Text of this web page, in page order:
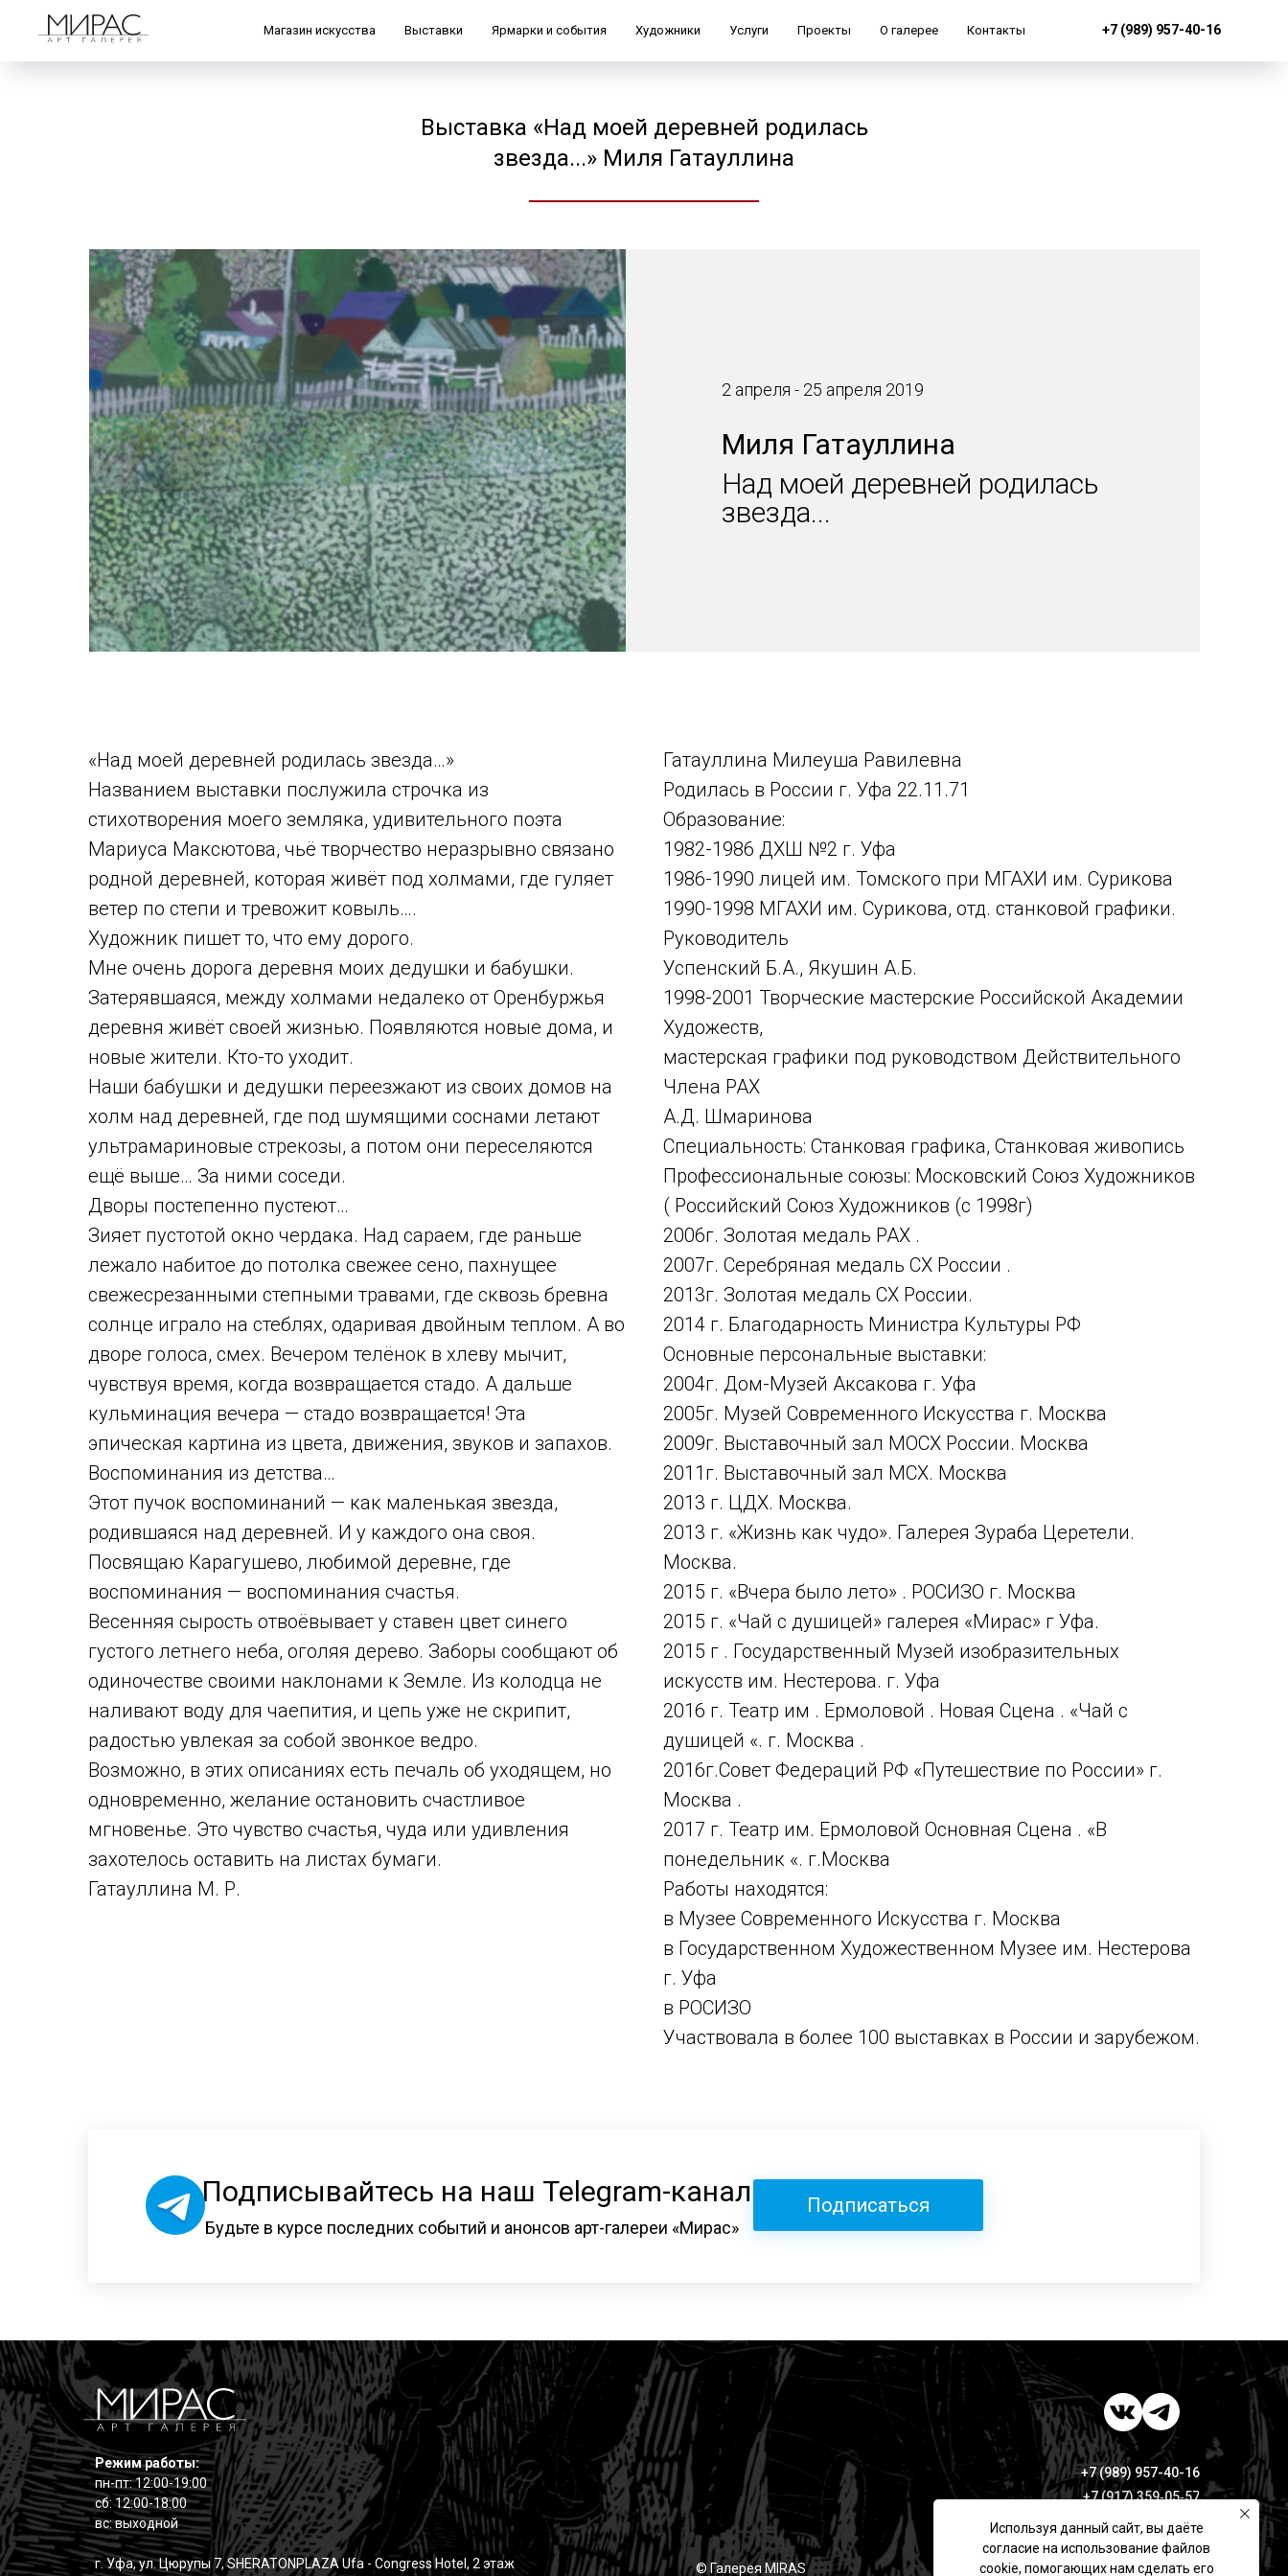
Магазин искусства Выставки Ярмарки и события Художники Услуги Проекты О галерее Контакты +7 (989) 957-40-16
Выставка «Над моей деревней родилась
звезда...» Миля Гатауллина
2 апреля - 25 апреля 2019
Миля Гатауллина
Над моей деревней родилась
звезда...
«Над моей деревней родилась звезда…»
Названием выставки послужила строчка из
стихотворения моего земляка, удивительного поэта
Мариуса Максютова, чьё творчество неразрывно связано
родной деревней, которая живёт под холмами, где гуляет
ветер по степи и тревожит ковыль….
Художник пишет то, что ему дорого.
Мне очень дорога деревня моих дедушки и бабушки.
Затерявшаяся, между холмами недалеко от Оренбуржья
деревня живёт своей жизнью. Появляются новые дома, и
новые жители. Кто-то уходит.
Наши бабушки и дедушки переезжают из своих домов на
холм над деревней, где под шумящими соснами летают
ультрамариновые стрекозы, а потом они переселяются
ещё выше… За ними соседи.
Дворы постепенно пустеют…
Зияет пустотой окно чердака. Над сараем, где раньше
лежало набитое до потолка свежее сено, пахнущее
свежесрезанными степными травами, где сквозь бревна
солнце играло на стеблях, одаривая двойным теплом. А во
дворе голоса, смех. Вечером телёнок в хлеву мычит,
чувствуя время, когда возвращается стадо. А дальше
кульминация вечера — стадо возвращается! Эта
эпическая картина из цвета, движения, звуков и запахов.
Воспоминания из детства…
Этот пучок воспоминаний — как маленькая звезда,
родившаяся над деревней. И у каждого она своя.
Посвящаю Карагушево, любимой деревне, где
воспоминания — воспоминания счастья.
Весенняя сырость отвоёвывает у ставен цвет синего
густого летнего неба, оголяя дерево. Заборы сообщают об
одиночестве своими наклонами к Земле. Из колодца не
наливают воду для чаепития, и цепь уже не скрипит,
радостью увлекая за собой звонкое ведро.
Возможно, в этих описаниях есть печаль об уходящем, но
одновременно, желание остановить счастливое
мгновенье. Это чувство счастья, чуда или удивления
захотелось оставить на листах бумаги.
Гатауллина М. Р.
Гатауллина Милеуша Равилевна
Родилась в России г. Уфа 22.11.71
Образование:
1982-1986 ДХШ №2 г. Уфа
1986-1990 лицей им. Томского при МГАХИ им. Сурикова
1990-1998 МГАХИ им. Сурикова, отд. станковой графики.
Руководитель
Успенский Б.А., Якушин А.Б.
1998-2001 Творческие мастерские Российской Академии
Художеств,
мастерская графики под руководством Действительного
Члена РАХ
А.Д. Шмаринова
Специальность: Станковая графика, Станковая живопись
Профессиональные союзы: Московский Союз Художников
( Российский Союз Художников (с 1998г)
2006г. Золотая медаль РАХ .
2007г. Серебряная медаль СХ России .
2013г. Золотая медаль СХ России.
2014 г. Благодарность Министра Культуры РФ
Основные персональные выставки:
2004г. Дом-Музей Аксакова г. Уфа
2005г. Музей Современного Искусства г. Моcква
2009г. Выставочный зал МОСХ России. Москва
2011г. Выставочный зал МСХ. Москва
2013 г. ЦДХ. Москва.
2013 г. «Жизнь как чудо». Галерея Зураба Церетели.
Москва.
2015 г. «Вчера было лето» . РОСИЗО г. Москва
2015 г. «Чай с душицей» галерея «Мирас» г Уфа.
2015 г . Государственный Музей изобразительных
искусств им. Нестерова. г. Уфа
2016 г. Театр им . Ермоловой . Новая Сцена . «Чай с
душицей «. г. Москва .
2016г.Совет Федераций РФ «Путешествие по России» г.
Москва .
2017 г. Театр им. Ермоловой Основная Сцена . «В
понедельник «. г.Москва
Работы находятся:
в Музее Современного Искусства г. Москва
в Государственном Художественном Музее им. Нестерова
г. Уфа
в РОСИЗО
Участвовала в более 100 выставках в России и зарубежом.
Подписывайтесь на наш Telegram-канал
Будьте в курсе последних событий и анонсов арт-галереи «Мирас»
Подписаться
Режим работы:
пн-пт: 12:00-19:00
сб: 12:00-18:00
вс: выходной
г. Уфа, ул. Цюрупы 7, SHERATONPLAZA Ufa - Congress Hotel, 2 этаж © Галерея MIRAS Разработано вКоврик Дизайн
+7 (989) 957-40-16
+7 (917) 359‑05‑57
ufa.miras@gmail.com
Используя данный сайт, вы даёте
согласие на использование файлов
cookie, помогающих нам сделать его